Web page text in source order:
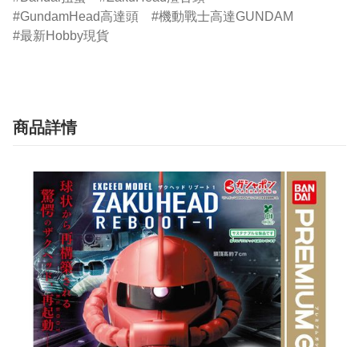
GundamHead高達頭
機動戰士高達GUNDAM
最新Hobby現貨
商品詳情